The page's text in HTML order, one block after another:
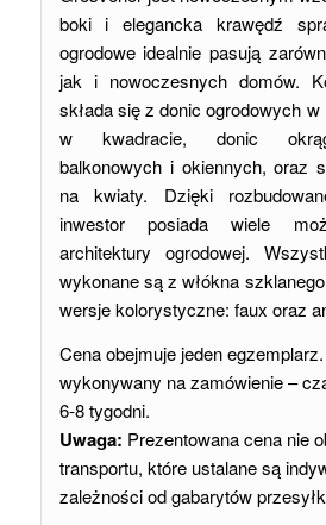
boki i elegancka krawędź
ogrodowe idealnie pasują
jak i nowoczesnych domów.
składa się z donic ogrodowych
w kwadracie, donic
balkonowych i okiennych, oraz
na kwiaty. Dzięki
inwestor posiada wiele
architektury ogrodowej.
wykonane są z włókna
wersje kolorystyczne: faux oraz
Cena obejmuje jeden
wykonywany na zamówienie –
6-8 tygodni.
Uwaga: Prezentowana cena nie
transportu, które ustalane są
zależności od gabarytów